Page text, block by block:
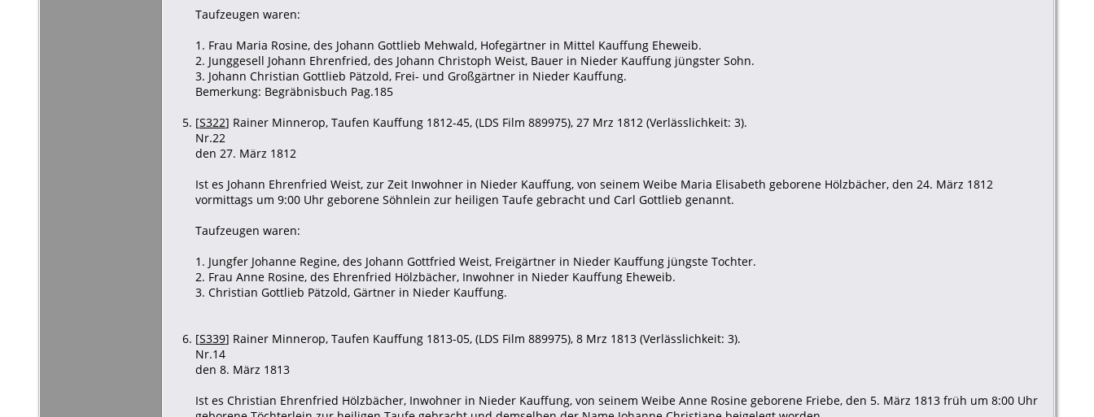
Taufzeugen waren:
1. Frau Maria Rosine, des Johann Gottlieb Mehwald, Hofegärtner in Mittel Kauffung Eheweib.
2. Junggesell Johann Ehrenfried, des Johann Christoph Weist, Bauer in Nieder Kauffung jüngster Sohn.
3. Johann Christian Gottlieb Pätzold, Frei- und Großgärtner in Nieder Kauffung.
Bemerkung: Begräbnisbuch Pag.185
[S322] Rainer Minnerop, Taufen Kauffung 1812-45, (LDS Film 889975), 27 Mrz 1812 (Verlässlichkeit: 3).
Nr.22
den 27. März 1812
Ist es Johann Ehrenfried Weist, zur Zeit Inwohner in Nieder Kauffung, von seinem Weibe Maria Elisabeth geborene Hölzbächer, den 24. März 1812
vormittags um 9:00 Uhr geborene Söhnlein zur heiligen Taufe gebracht und Carl Gottlieb genannt.
Taufzeugen waren:
1. Jungfer Johanne Regine, des Johann Gottfried Weist, Freigärtner in Nieder Kauffung jüngste Tochter.
2. Frau Anne Rosine, des Ehrenfried Hölzbächer, Inwohner in Nieder Kauffung Eheweib.
3. Christian Gottlieb Pätzold, Gärtner in Nieder Kauffung.
[S339] Rainer Minnerop, Taufen Kauffung 1813-05, (LDS Film 889975), 8 Mrz 1813 (Verlässlichkeit: 3).
Nr.14
den 8. März 1813
Ist es Christian Ehrenfried Hölzbächer, Inwohner in Nieder Kauffung, von seinem Weibe Anne Rosine geborene Friebe, den 5. März 1813 früh um 8:00 Uhr